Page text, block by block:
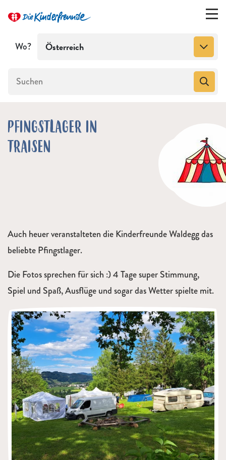
Wo? Österreich
PFINGSTLAGER IN
TRAISEN
Auch heuer veranstalteten die Kinderfreunde Waldegg das
beliebte Pfingstlager.
Die Fotos sprechen für sich :) 4 Tage super Stimmung,
Spiel und Spaß, Ausflüge und sogar das Wetter spielte mit.